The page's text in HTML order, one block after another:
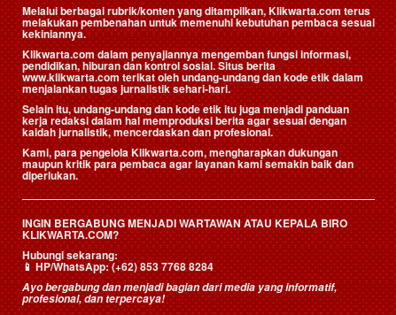
Melalui berbagai rubrik/konten yang ditampilkan, Klikwarta.com terus
melakukan pembenahan untuk memenuhi kebutuhan pembaca sesuai
kekiniannya.
Klikwarta.com dalam penyajiannya mengemban fungsi informasi,
pendidikan, hiburan dan kontrol sosial. Situs berita
www.klikwarta.com terikat oleh undang-undang dan kode etik dalam
menjalankan tugas jurnalistik sehari-hari.
Selain itu, undang-undang dan kode etik itu juga menjadi panduan
kerja redaksi dalam hal memproduksi berita agar sesuai dengan
kaidah jurnalistik, mencerdaskan dan profesional.
Kami, para pengelola Klikwarta.com, mengharapkan dukungan
maupun kritik para pembaca agar layanan kami semakin baik dan
diperlukan.
INGIN BERGABUNG MENJADI WARTAWAN ATAU KEPALA BIRO
KLIKWARTA.COM?
Hubungi sekarang:
📱HP/WhatsApp:(+62) 853 7768 8284
Ayo bergabung dan menjadi bagian dari media yang informatif,
profesional, dan terpercaya!